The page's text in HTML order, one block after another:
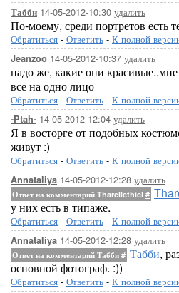
Табби 14-05-2012-10:30 удалить
По-моему, среди портретов есть
Обратиться - Ответить - К полной
Jeanzoo 14-05-2012-10:37 удалить
надо же, какие они красивые..мне
все на одно лицо
Обратиться - Ответить - К полной
-Ptah- 14-05-2012-12:04 удалить
Я в восторге от подобных
живут :)
Обратиться - Ответить - К полной
Annataliya 14-05-2012-12:28 удалить
Ответ на комментарий Tharellethiel #
у них есть в типаже.
Обратиться - Ответить - К полной
Annataliya 14-05-2012-12:28 удалить
Ответ на комментарий Табби # Табби,
основной фотограф. :))
Обратиться - Ответить - К полной